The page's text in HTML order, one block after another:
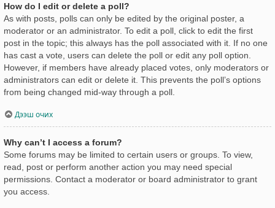
How do I edit or delete a poll?
As with posts, polls can only be edited by the original poster, a
moderator or an administrator. To edit a poll, click to edit the first
post in the topic; this always has the poll associated with it. If no one
has cast a vote, users can delete the poll or edit any poll option.
However, if members have already placed votes, only moderators or
administrators can edit or delete it. This prevents the poll’s options
from being changed mid-way through a poll.
Дээш очих
Why can’t I access a forum?
Some forums may be limited to certain users or groups. To view,
read, post or perform another action you may need special
permissions. Contact a moderator or board administrator to grant
you access.